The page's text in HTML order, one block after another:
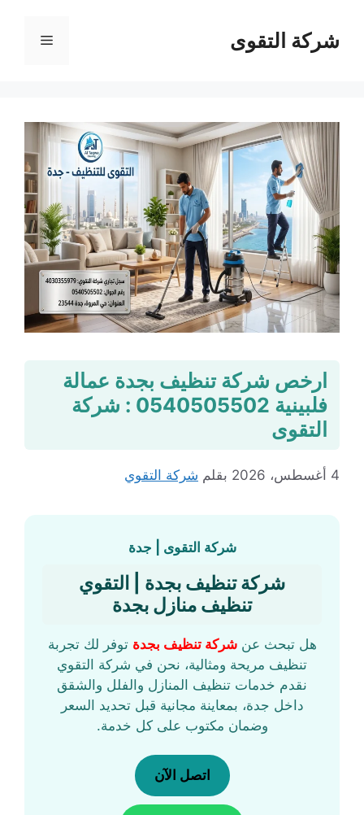
المحتوىشركة التقوى القائمة
ارخص شركة تنظيف بجدة عمالة
فلبينية 0540505502 : شركة
التقوى
4 أغسطس، 2026 بقلم شركة التقوي
شركة التقوى | جدة
شركة تنظيف بجدة | التقوي
تنظيف منازل بجدة
هل تبحث عنشركة تنظيف بجدة توفر لك تجربة
تنظيف مريحة ومثالية، نحن في شركة التقوي
نقدم خدمات تنظيف المنازل والفلل والشقق
داخل جدة، بمعاينة مجانية قبل تحديد السعر
وضمان مكتوب على كل خدمة.
اتصل الآن